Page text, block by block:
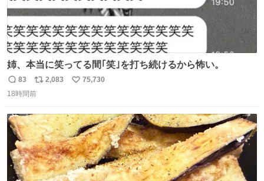
姉、本当に笑ってる間｢笑｣を打ち続けるから怖い。
返
信
83
リ
ポ
ト
数
2,083
い
数
75,730
18時間前